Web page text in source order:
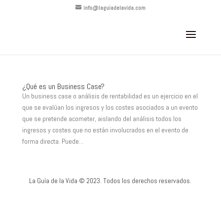
info@laguiadelavida.com
¿Qué es un Business Case?
Un business case o análisis de rentabilidad es un ejercicio en el
que se evalúan los ingresos y los costes asociados a un evento
que se pretende acometer, aislando del análisis todos los
ingresos y costes que no están involucrados en el evento de
forma directa. Puede...
La Guía de la Vida © 2023. Todos los derechos reservados.